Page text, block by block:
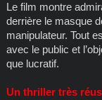
Le film montre
derrière le masque
manipulateur. Tout
avec le public et
que lucratif.
Un thriller très